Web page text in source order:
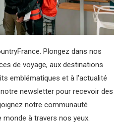
Plongez dans nos
de voyage, aux destinations
emblématiques et à l'actualité
newsletter pour recevoir des
notre communauté
à travers nos yeux.